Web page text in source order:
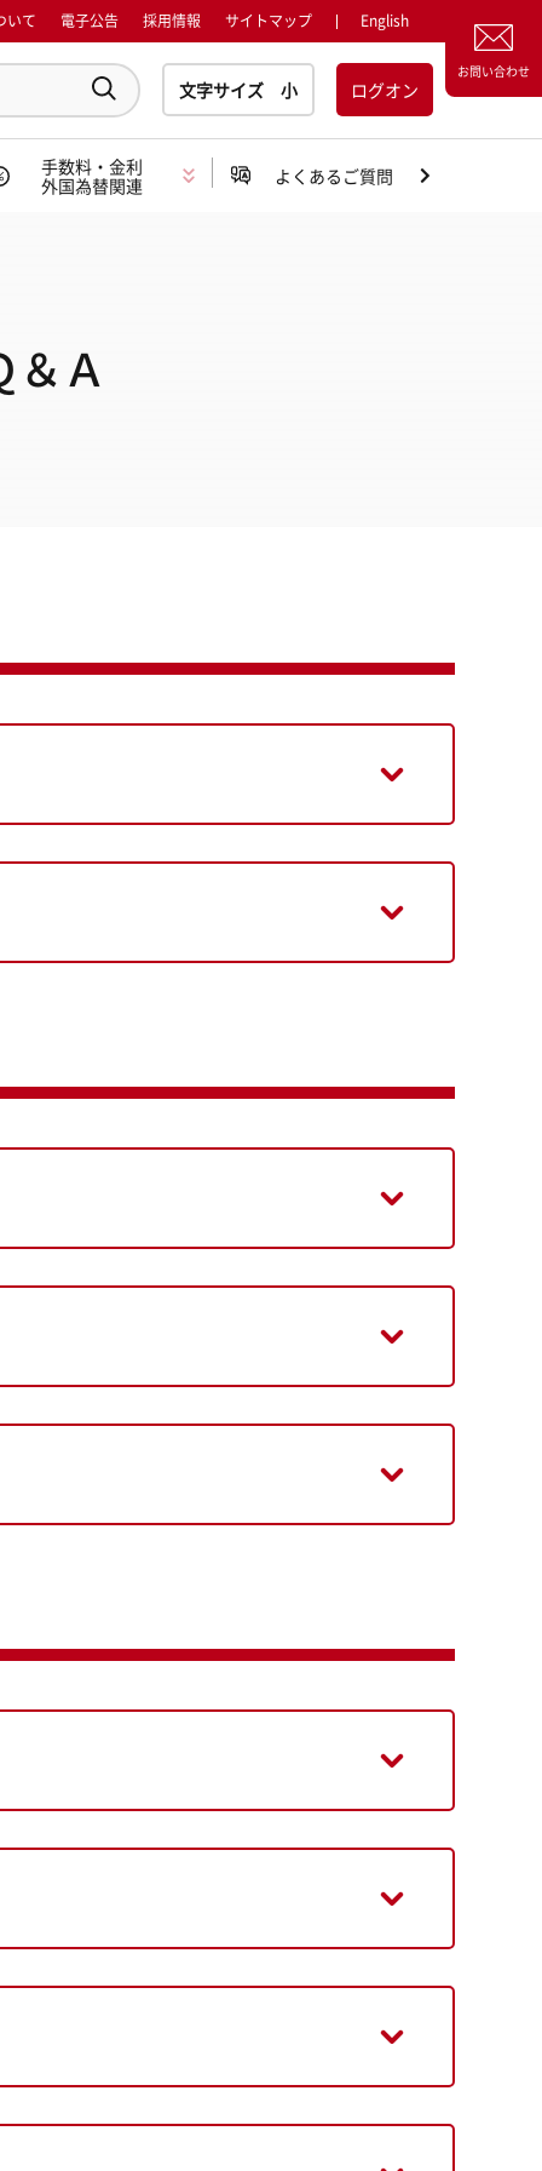
English
お問い合わせ
ログオン
手数料・金利
外国為替関連
よくあるご質問
いて 電子公告 採用情報 サイトマップ
＆Ａ